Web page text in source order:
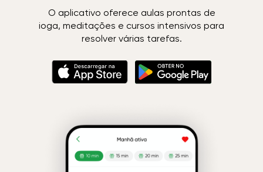
O aplicativo oferece aulas prontas de
ioga, meditações e cursos intensivos para
resolver várias tarefas.